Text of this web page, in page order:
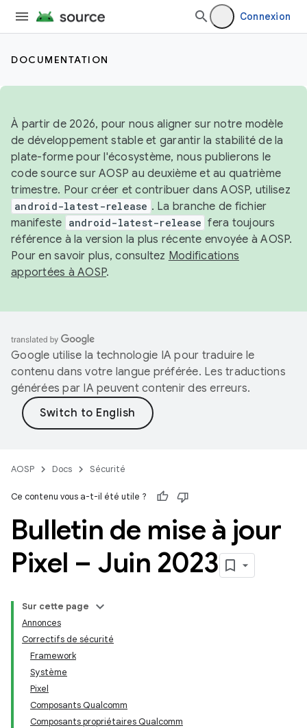
Connexion
DOCUMENTATION
À partir de 2026, pour nous aligner sur notre modèle
de développement stable et garantir la stabilité de la
plate-forme pour l'écosystème, nous publierons le
code source sur AOSP au deuxième et au quatrième
trimestre. Pour créer et contribuer dans AOSP, utilisez
android-latest-release . La branche de fichier
manifeste android-latest-release fera toujours
référence à la version la plus récente envoyée à AOSP.
Pour en savoir plus, consultez Modifications
apportées à AOSP.
Google utilise la technologie IA pour traduire le
contenu dans votre langue préférée. Les traductions
générées par IA peuvent contenir des erreurs.
AOSP Docs Sécurité
Ce contenu vous a-t-il été utile ?
Bulletin de mise à jour
Pixel – Juin 2023
Sur cette page
Annonces
Correctifs de sécurité
Framework
Système
Pixel
Composants Qualcomm
Composants propriétaires Qualcomm